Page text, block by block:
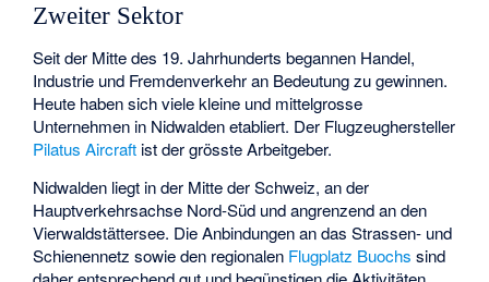
Zweiter Sektor
Seit der Mitte des 19. Jahrhunderts begannen Handel,
Industrie und Fremdenverkehr an Bedeutung zu gewinnen.
Heute haben sich viele kleine und mittelgrosse
Unternehmen in Nidwalden etabliert. Der Flugzeughersteller
Pilatus Aircraft ist der grösste Arbeitgeber.
Nidwalden liegt in der Mitte der Schweiz, an der
Hauptverkehrsachse Nord-Süd und angrenzend an den
Vierwaldstättersee. Die Anbindungen an das Strassen- und
Schienennetz sowie den regionalen Flugplatz Buochs sind